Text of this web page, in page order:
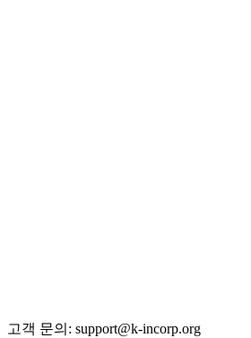
고객 문의: support@k-incorp.org